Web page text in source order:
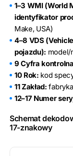
1–3 WMI
identyfikator
Make, USA)
4–8 VDS
pojazdu): model/
9 Cyfra
10 Rok: kod
11 Zakład:
12–17 Numer
Schemat
17-znakowy